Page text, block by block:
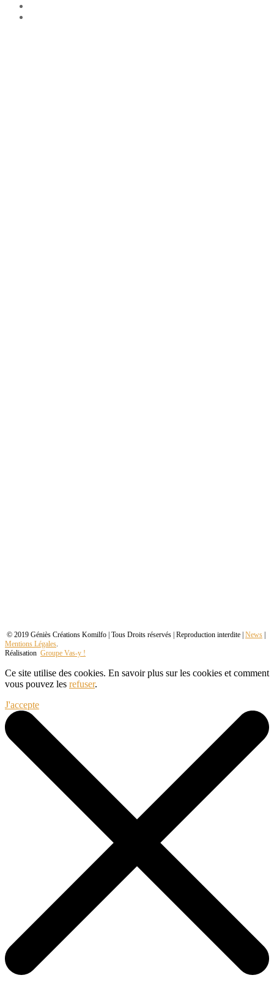
© 2019 Géniès Créations Komilfo | Tous Droits réservés | Reproduction interdite | News |
Mentions Légales
Réalisation Groupe Vas-y !
Ce site utilise des cookies. En savoir plus sur les cookies et comment
vous pouvez les refuser.
J'accepte